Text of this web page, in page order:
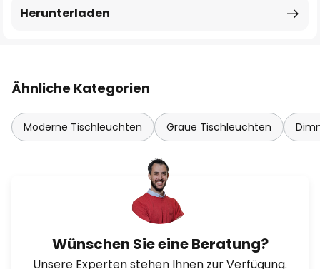
Herunterladen
Ähnliche Kategorien
Moderne Tischleuchten Graue Tischleuchten
Wünschen Sie eine Beratung?
Unsere Experten stehen Ihnen zur Verfügung.